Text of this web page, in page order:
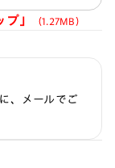
」 （1.27MB）
、メールでご